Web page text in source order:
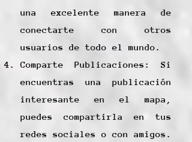
una excelente manera de
conectarte con otros
usuarios de todo el mundo.
Comparte Publicaciones: Si
encuentras una publicación
interesante en el mapa,
puedes compartirla en tus
redes sociales o con amigos.